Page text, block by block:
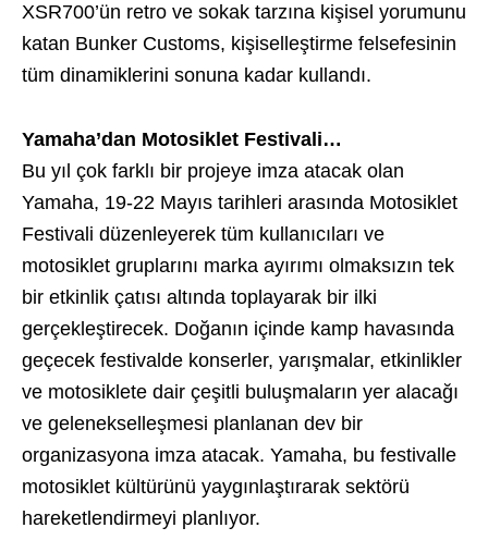
XSR700’ün retro ve sokak tarzına kişisel yorumunu
katan Bunker Customs, kişiselleştirme felsefesinin
tüm dinamiklerini sonuna kadar kullandı.
Yamaha’dan Motosiklet Festivali…
Bu yıl çok farklı bir projeye imza atacak olan
Yamaha, 19-22 Mayıs tarihleri arasında Motosiklet
Festivali düzenleyerek tüm kullanıcıları ve
motosiklet gruplarını marka ayırımı olmaksızın tek
bir etkinlik çatısı altında toplayarak bir ilki
gerçekleştirecek. Doğanın içinde kamp havasında
geçecek festivalde konserler, yarışmalar, etkinlikler
ve motosiklete dair çeşitli buluşmaların yer alacağı
ve gelenekselleşmesi planlanan dev bir
organizasyona imza atacak. Yamaha, bu festivalle
motosiklet kültürünü yaygınlaştırarak sektörü
hareketlendirmeyi planlıyor.